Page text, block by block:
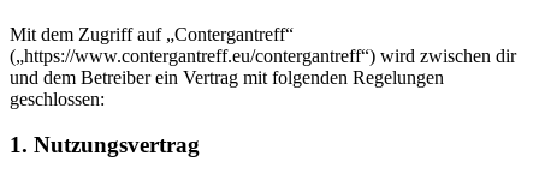
Mit dem Zugriff auf „Contergantreff“
(„https://www.contergantreff.eu/contergantreff“) wird zwischen dir
und dem Betreiber ein Vertrag mit folgenden Regelungen
geschlossen:
1. Nutzungsvertrag